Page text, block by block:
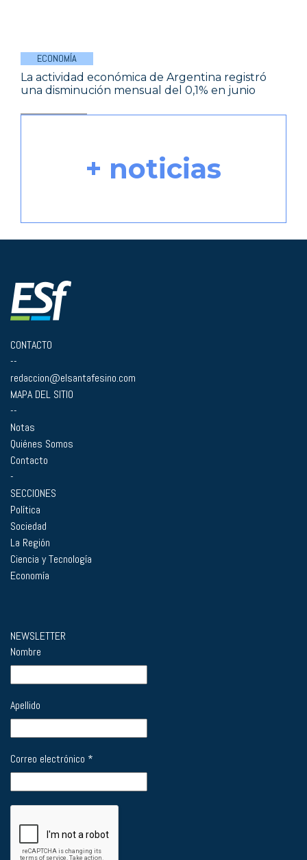
ECONOMÍA
La actividad económica de Argentina registró
una disminución mensual del 0,1% en junio
+ noticias
CONTACTO
--
redaccion@elsantafesino.com
MAPA DEL SITIO
--
Notas
Quiénes Somos
Contacto
-
SECCIONES
Política
Sociedad
La Región
Ciencia y Tecnología
Economía
NEWSLETTER
Nombre
Apellido
Correo electrónico *